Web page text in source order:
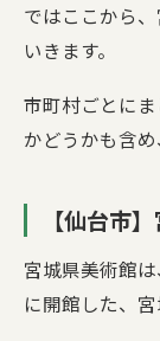
ではここから
いきます。
市町村ごとに
かどうかも含め
【仙台市
宮城県美術館
に開館した、